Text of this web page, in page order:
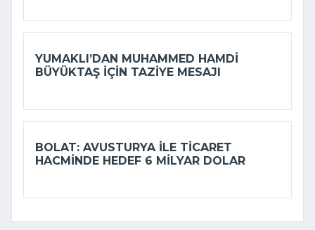
YUMAKLI’DAN MUHAMMED HAMDI
BÜYÜKTAŞ IÇIN TAZIYE MESAJI
BOLAT: AVUSTURYA ILE TICARET
HACMINDE HEDEF 6 MILYAR DOLAR